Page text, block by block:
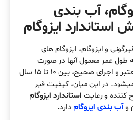
آب بندی
استاندارد ایزوگام
و ایزوگام، ایزوگام های
که طول عمر معمول آنها در صورت
استفاده از محصول معتبر و اجرای صحیح، بین ۱۰ تا ۱۵ سال
در این میان، کیفیت قیر
کننده و رعایت استاندارد ایزوگام
وآب بندی ایزوگام دارد.